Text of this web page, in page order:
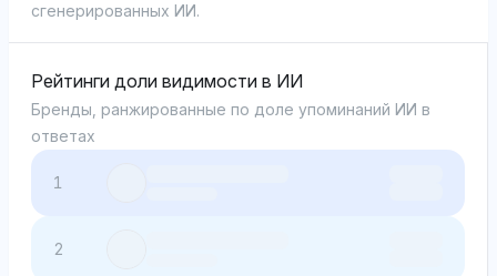
сгенерированных ИИ.
Рейтинги доли видимости в ИИ
Бренды, ранжированные по доле упоминаний ИИ в
ответах
1
2